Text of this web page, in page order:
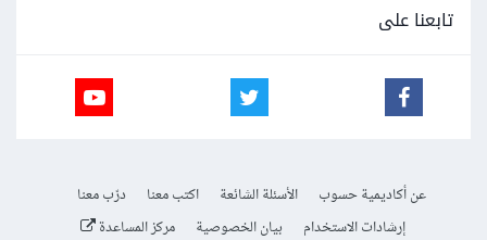
تابعنا على
عن أكاديمية حسوب الأسئلة الشائعة اكتب معنا
درّب معنا
إرشادات الاستخدام
بيان الخصوصية مركز المساعدة